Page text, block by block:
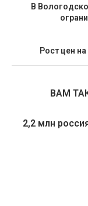
В
Рост цен
ВАМ
2,2 млн